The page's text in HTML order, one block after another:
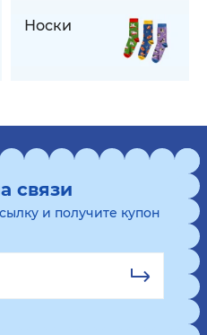
Носки
связи
и получите купон